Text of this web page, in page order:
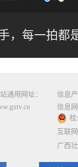
，每一拍都
通用网址：
信息
信息
桂
互联
广西